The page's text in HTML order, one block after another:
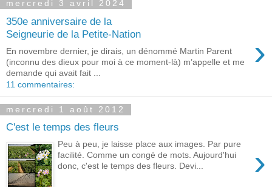
mercredi 3 avril 2024
350e anniversaire de la
Seigneurie de la Petite-Nation
›
En novembre dernier, je dirais, un dénommé Martin Parent
(inconnu des dieux pour moi à ce moment-là) m’appelle et me
demande qui avait fait ...
11 commentaires:
mercredi 1 août 2012
C'est le temps des fleurs
›
Peu à peu, je laisse place aux images. Par pure
facilité. Comme un congé de mots. Aujourd'hui
donc, c'est le temps des fleurs. Devi...